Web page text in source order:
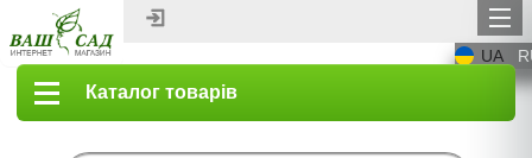
UA
Каталог товарів